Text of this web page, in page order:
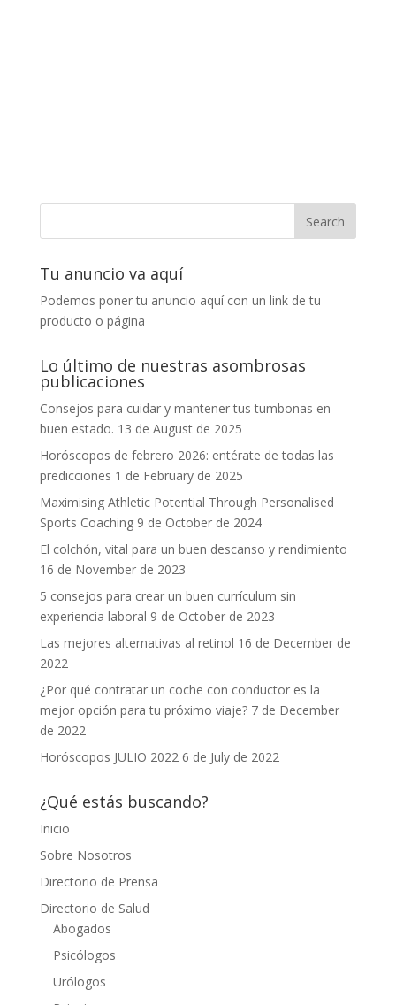
Tu anuncio va aquí
Podemos poner tu anuncio aquí con un link de tu
producto o página
Lo último de nuestras asombrosas
publicaciones
Consejos para cuidar y mantener tus tumbonas en
buen estado. 13 de August de 2025
Horóscopos de febrero 2026: entérate de todas las
predicciones 1 de February de 2025
Maximising Athletic Potential Through Personalised
Sports Coaching 9 de October de 2024
El colchón, vital para un buen descanso y rendimiento
16 de November de 2023
5 consejos para crear un buen currículum sin
experiencia laboral 9 de October de 2023
Las mejores alternativas al retinol 16 de December de
2022
¿Por qué contratar un coche con conductor es la
mejor opción para tu próximo viaje? 7 de December
de 2022
Horóscopos JULIO 2022 6 de July de 2022
¿Qué estás buscando?
Inicio
Sobre Nosotros
Directorio de Prensa
Directorio de Salud
Abogados
Psicólogos
Urólogos